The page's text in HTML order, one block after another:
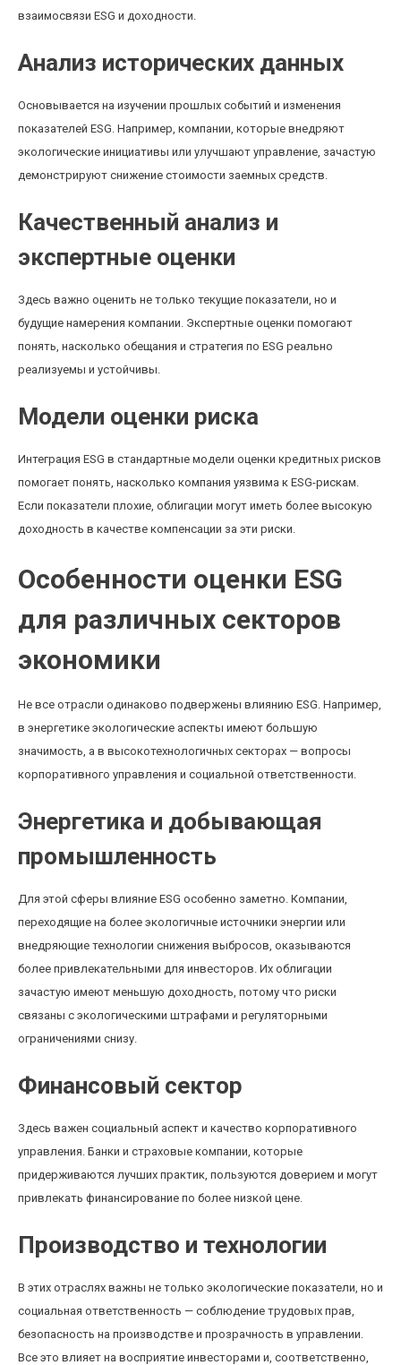
взаимосвязи ESG и доходности.
Анализ исторических данных
Основывается на изучении прошлых событий и изменения
показателей ESG. Например, компании, которые внедряют
экологические инициативы или улучшают управление, зачастую
демонстрируют снижение стоимости заемных средств.
Качественный анализ и
экспертные оценки
Здесь важно оценить не только текущие показатели, но и
будущие намерения компании. Экспертные оценки помогают
понять, насколько обещания и стратегия по ESG реально
реализуемы и устойчивы.
Модели оценки риска
Интеграция ESG в стандартные модели оценки кредитных рисков
помогает понять, насколько компания уязвима к ESG-рискам.
Если показатели плохие, облигации могут иметь более высокую
доходность в качестве компенсации за эти риски.
Особенности оценки ESG
для различных секторов
экономики
Не все отрасли одинаково подвержены влиянию ESG. Например,
в энергетике экологические аспекты имеют большую
значимость, а в высокотехнологичных секторах — вопросы
корпоративного управления и социальной ответственности.
Энергетика и добывающая
промышленность
Для этой сферы влияние ESG особенно заметно. Компании,
переходящие на более экологичные источники энергии или
внедряющие технологии снижения выбросов, оказываются
более привлекательными для инвесторов. Их облигации
зачастую имеют меньшую доходность, потому что риски
связаны с экологическими штрафами и регуляторными
ограничениями снизу.
Финансовый сектор
Здесь важен социальный аспект и качество корпоративного
управления. Банки и страховые компании, которые
придерживаются лучших практик, пользуются доверием и могут
привлекать финансирование по более низкой цене.
Производство и технологии
В этих отраслях важны не только экологические показатели, но и
социальная ответственность — соблюдение трудовых прав,
безопасность на производстве и прозрачность в управлении.
Все это влияет на восприятие инвесторами и, соответственно,